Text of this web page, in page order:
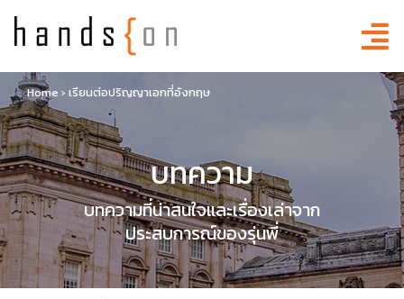
Home › เรียนต่อปริญญาเอกที่อังกฤษ
บทความ
บทความที่น่าสนใจและเรื่องเล่าจาก
ประสบการณ์ของรุ่นพี่